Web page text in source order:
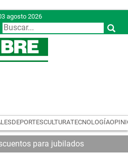
agosto 2026
DEPORTESCULTURATECNOLOGÍA
para jubilados